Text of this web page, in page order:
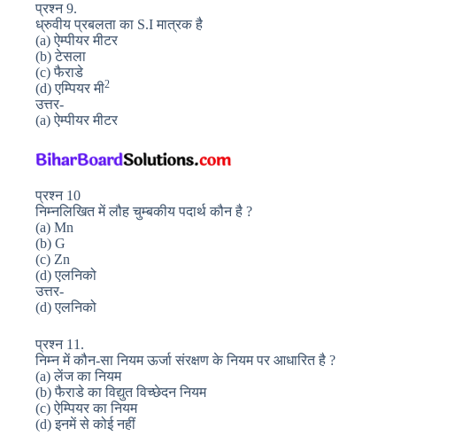
प्रश्न 9.
ध्रुवीय प्रबलता का S.I मात्रक है
(a) ऐम्पीयर मीटर
(b) टेसला
(c) फैराडे
(d) एम्पियर मी2
उत्तर-
(a) ऐम्पीयर मीटर
प्रश्न 10
निम्नलिखित में लौह चुम्बकीय पदार्थ कौन है ?
(a) Mn
(b) G
(c) Zn
(d) एलनिको
उत्तर-
(d) एलनिको
प्रश्न 11.
निम्न में कौन-सा नियम ऊर्जा संरक्षण के नियम पर आधारित है ?
(a) लेंज का नियम
(b) फैराडे का विद्युत विच्छेदन नियम
(c) ऐम्पियर का नियम
(d) इनमें से कोई नहीं